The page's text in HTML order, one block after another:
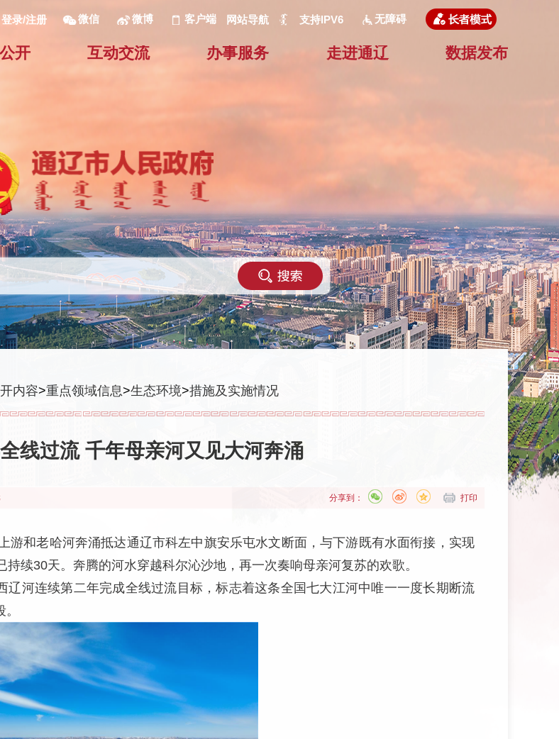
登录/注册 微信 微博 客户端 网站导航 支持IPV6 无障碍
开 互动交流 办事服务 走进通辽 数据发布
内容>重点领域信息>生态环境>措施及实施情况
线过流 千年母亲河又见大河奔涌
打印
分享到：
游和老哈河奔涌抵达通辽市科左中旗安乐屯水文断面，与下游既有水面衔接，实现
续30天。奔腾的河水穿越科尔沁沙地，再一次奏响母亲河复苏的欢歌。
河连续第二年完成全线过流目标，标志着这条全国七大江河中唯一一度长期断流